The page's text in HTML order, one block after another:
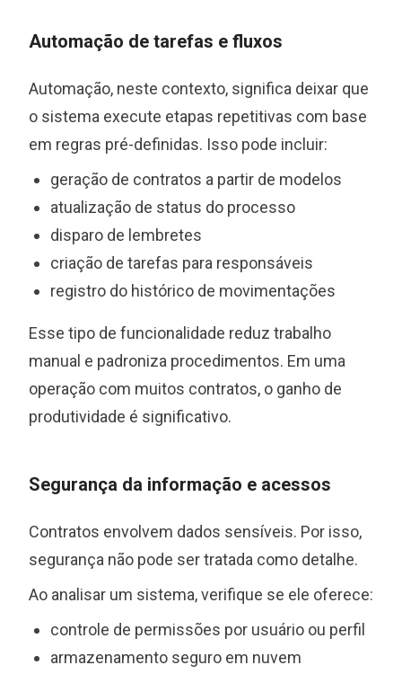
Automação de tarefas e fluxos
Automação, neste contexto, significa deixar que
o sistema execute etapas repetitivas com base
em regras pré-definidas. Isso pode incluir:
geração de contratos a partir de modelos
atualização de status do processo
disparo de lembretes
criação de tarefas para responsáveis
registro do histórico de movimentações
Esse tipo de funcionalidade reduz trabalho
manual e padroniza procedimentos. Em uma
operação com muitos contratos, o ganho de
produtividade é significativo.
Segurança da informação e acessos
Contratos envolvem dados sensíveis. Por isso,
segurança não pode ser tratada como detalhe.
Ao analisar um sistema, verifique se ele oferece:
controle de permissões por usuário ou perfil
armazenamento seguro em nuvem